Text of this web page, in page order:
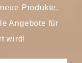
Produkte,
Angebote für
wird!